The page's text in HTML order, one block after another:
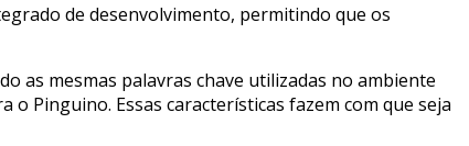
de desenvolvimento, permitindo que os
as mesmas palavras chave utilizadas no ambiente
Pinguino. Essas características fazem com que seja